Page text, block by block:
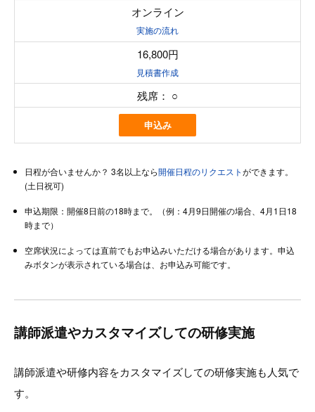
オンライン
実施の流れ
16,800円
見積書作成
残席： ○
申込み
日程が合いませんか？ 3名以上なら開催日程のリクエストができます。
(土日祝可)
申込期限：開催8日前の18時まで。（例：4月9日開催の場合、4月1日18
時まで）
空席状況によっては直前でもお申込みいただける場合があります。申込
みボタンが表示されている場合は、お申込み可能です。
講師派遣やカスタマイズしての研修実施
講師派遣や研修内容をカスタマイズしての研修実施も人気で
す。